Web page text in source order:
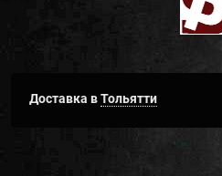
Доставка вТольятти